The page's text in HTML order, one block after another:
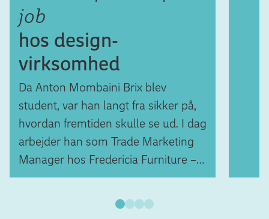
job
hos design­
virksomhed
Da Anton Mombaini Brix blev
student, var han langt fra sikker på,
hvordan fremtiden skulle se ud. I dag
arbejder han som Trade Marketing
Manager hos Fredericia Furniture –
hvor han også var i praktik.